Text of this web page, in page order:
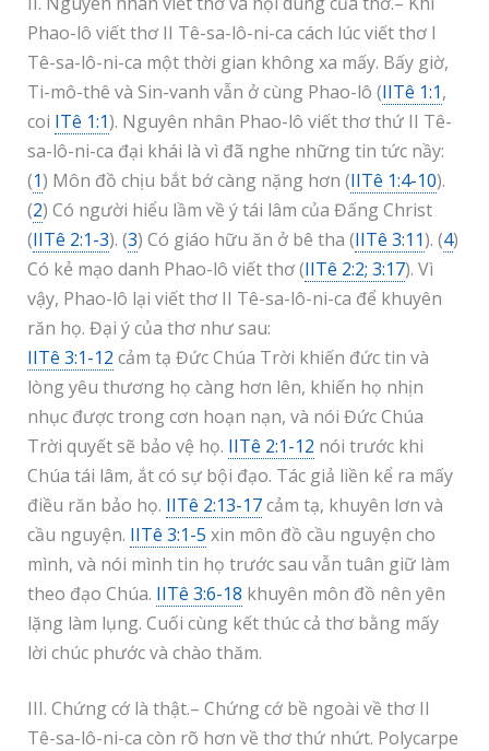
Phao-lô viết thơ II Tê-sa-lô-ni-ca cách lúc viết thơ I
Tê-sa-lô-ni-ca một thời gian không xa mấy. Bấy giờ,
Ti-mô-thê và Sin-vanh vẫn ở cùng Phao-lô (IITê 1:1,
coi ITê 1:1). Nguyên nhân Phao-lô viết thơ thứ II Tê-
sa-lô-ni-ca đại khái là vì đã nghe những tin tức nầy:
(1) Môn đồ chịu bắt bớ càng nặng hơn (IITê 1:4-10).
(2) Có người hiểu lầm về ý tái lâm của Đấng Christ
(IITê 2:1-3). (3) Có giáo hữu ăn ở bê tha (IITê 3:11). (4)
Có kẻ mạo danh Phao-lô viết thơ (IITê 2:2; 3:17). Vì
vậy, Phao-lô lại viết thơ II Tê-sa-lô-ni-ca để khuyên
răn họ. Đại ý của thơ như sau:
IITê 3:1-12 cảm tạ Đức Chúa Trời khiến đức tin và
lòng yêu thương họ càng hơn lên, khiến họ nhịn
nhục được trong cơn hoạn nạn, và nói Đức Chúa
Trời quyết sẽ bảo vệ họ. IITê 2:1-12 nói trước khi
Chúa tái lâm, ắt có sự bội đạo. Tác giả liền kể ra mấy
điều răn bảo họ. IITê 2:13-17cảm tạ, khuyên lơn và
cầu nguyện. IITê 3:1-5 xin môn đồ cầu nguyện cho
mình, và nói mình tin họ trước sau vẫn tuân giữ làm
theo đạo Chúa. IITê 3:6-18 khuyên môn đồ nên yên
lặng làm lụng. Cuối cùng kết thúc cả thơ bằng mấy
lời chúc phước và chào thăm.
III. Chứng cớ là thật.– Chứng cớ bề ngoài về thơ II
Tê-sa-lô-ni-ca còn rõ hơn về thơ thứ nhứt. Polycarpe